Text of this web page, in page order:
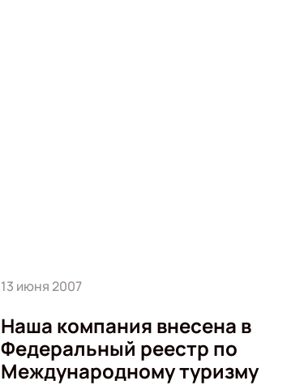
13 июня 2007
Наша компания внесена в
Федеральный реестр по
Международному туризму